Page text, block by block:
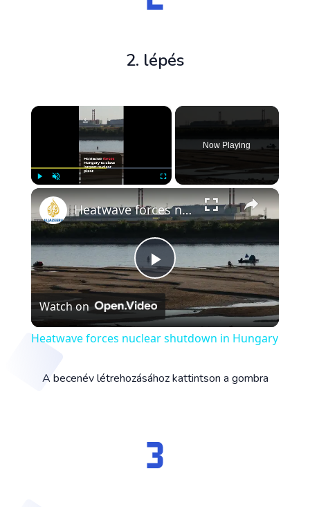
2. lépés
×
Now Playing
×
Play
Video
Heatwave forces nuclear shutdown in Hungary
Watch on
Heatwave forces nuclear shutdown in Hungary
A becenév létrehozásához kattintson a gombra